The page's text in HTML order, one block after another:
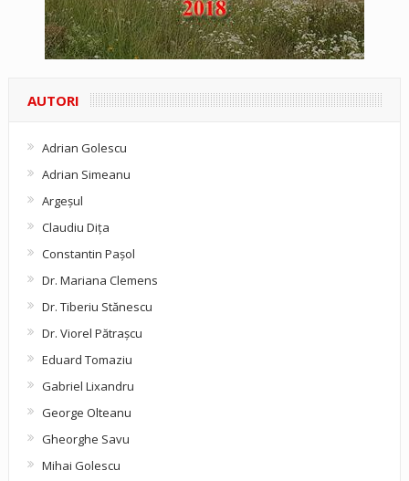
AUTORI
Adrian Golescu
Adrian Simeanu
Argeşul
Claudiu Diţa
Constantin Pașol
Dr. Mariana Clemens
Dr. Tiberiu Stănescu
Dr. Viorel Pătraşcu
Eduard Tomaziu
Gabriel Lixandru
George Olteanu
Gheorghe Savu
Mihai Golescu